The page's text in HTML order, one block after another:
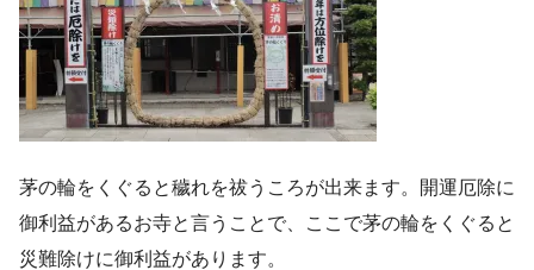
茅の輪をくぐると穢れを祓うころが出来ます。開運厄除に
御利益があるお寺と言うことで、ここで茅の輪をくぐると
災難除けに御利益があります。